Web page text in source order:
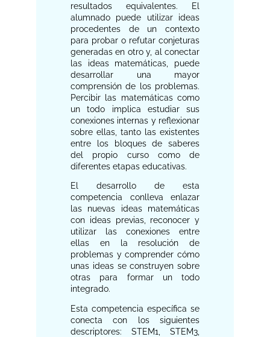
resultados equivalentes. El
alumnado puede utilizar ideas
procedentes de un contexto
para probar o refutar conjeturas
generadas en otro y, al conectar
las ideas matemáticas, puede
desarrollar una mayor
comprensión de los problemas.
Percibir las matemáticas como
un todo implica estudiar sus
conexiones internas y reflexionar
sobre ellas, tanto las existentes
entre los bloques de saberes
del propio curso como de
diferentes etapas educativas.
El desarrollo de esta
competencia conlleva enlazar
las nuevas ideas matemáticas
con ideas previas, reconocer y
utilizar las conexiones entre
ellas en la resolución de
problemas y comprender cómo
unas ideas se construyen sobre
otras para formar un todo
integrado.
Esta competencia específica se
conecta con los siguientes
descriptores: STEM1, STEM3,